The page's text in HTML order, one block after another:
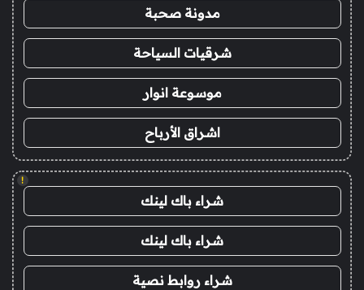
مدونة صحبة
شرقيات السياحة
موسوعة انوار
اشراق الأرباح
!
شراء باك لينك
شراء باك لينك
شراء روابط نصية